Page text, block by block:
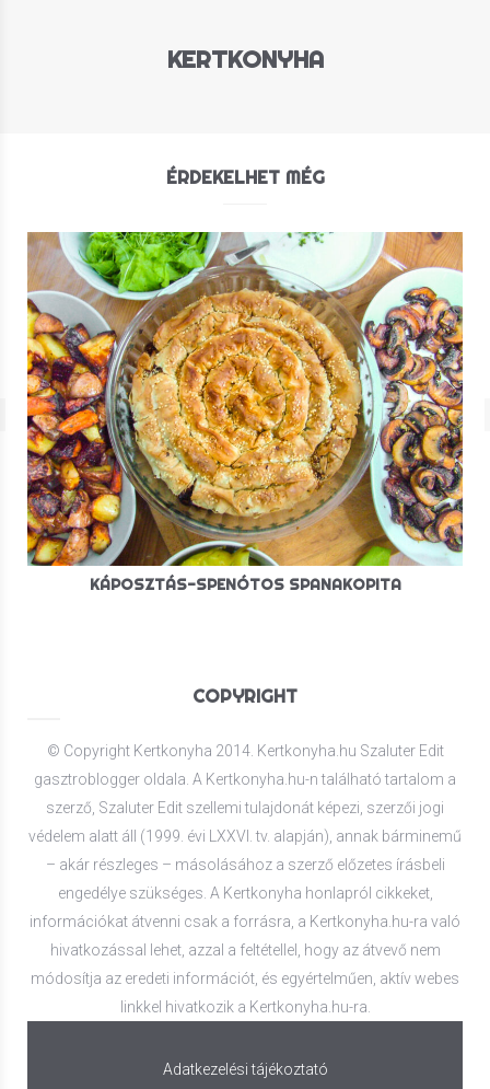
KERTKONYHA
ÉRDEKELHET MÉG
KÁPOSZTÁS-SPENÓTOS SPANAKOPITA
COPYRIGHT
© Copyright Kertkonyha 2014. Kertkonyha.hu Szaluter Edit
gasztroblogger oldala. A Kertkonyha.hu-n található tartalom a
szerző, Szaluter Edit szellemi tulajdonát képezi, szerzői jogi
védelem alatt áll (1999. évi LXXVI. tv. alapján), annak bárminemű
– akár részleges – másolásához a szerző előzetes írásbeli
engedélye szükséges. A Kertkonyha honlapról cikkeket,
információkat átvenni csak a forrásra, a Kertkonyha.hu-ra való
hivatkozással lehet, azzal a feltétellel, hogy az átvevő nem
módosítja az eredeti információt, és egyértelműen, aktív webes
linkkel hivatkozik a Kertkonyha.hu-ra.
Adatkezelési tájékoztató